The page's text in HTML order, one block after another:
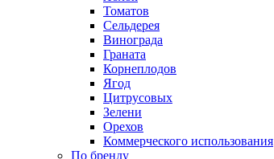
Томатов
Cельдерея
Винограда
Граната
Корнеплодов
Ягод
Цитрусовых
Зелени
Орехов
Коммерческого использования
По бренду